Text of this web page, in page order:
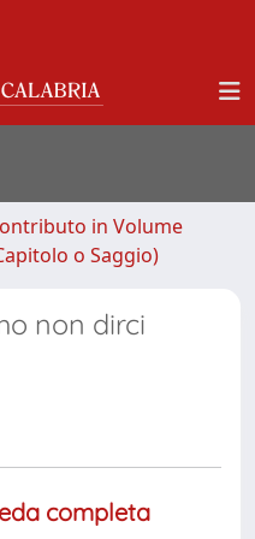
in Volume
o Saggio)
non dirci
completa